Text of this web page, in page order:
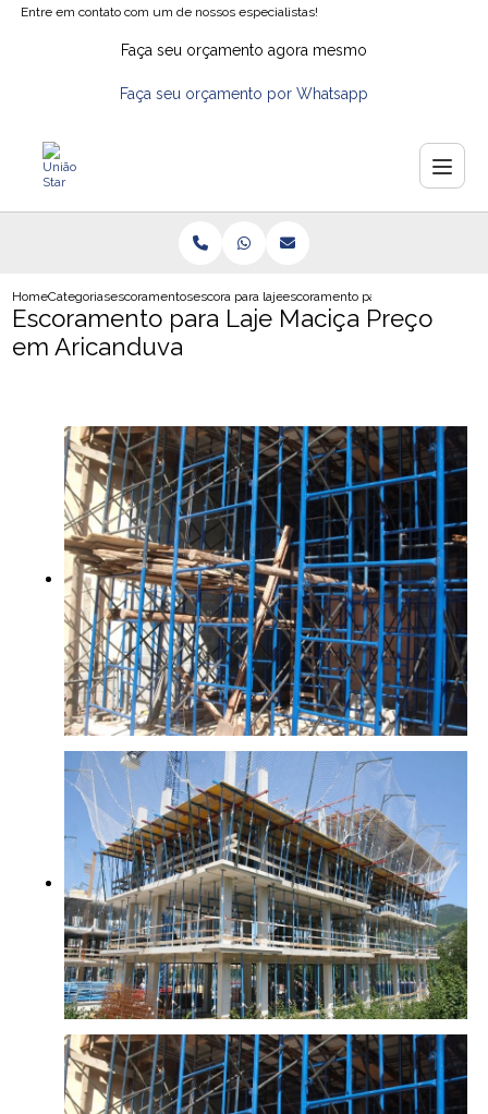
Entre em contato com um de nossos especialistas!
Faça seu orçamento agora mesmo
Faça seu orçamento por Whatsapp
HomeCategoriasescoramentosescora para laje de ferroescoramento para laje macica
Escoramento para Laje Maciça Preço
em Aricanduva